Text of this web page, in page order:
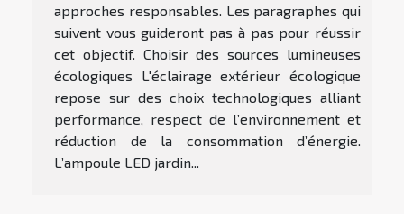
approches responsables. Les paragraphes qui
suivent vous guideront pas à pas pour réussir
cet objectif. Choisir des sources lumineuses
écologiques L'éclairage extérieur écologique
repose sur des choix technologiques alliant
performance, respect de l’environnement et
réduction de la consommation d’énergie.
L’ampoule LED jardin...